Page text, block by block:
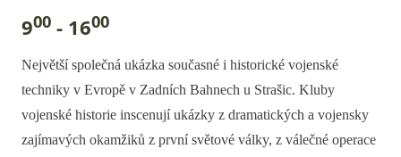
900 - 1600
Největší společná ukázka současné i historické vojenské
techniky v Evropě v Zadních Bahnech u Strašic. Kluby
vojenské historie inscenují ukázky z dramatických a vojensky
zajímavých okamžiků z první světové války, z válečné operace